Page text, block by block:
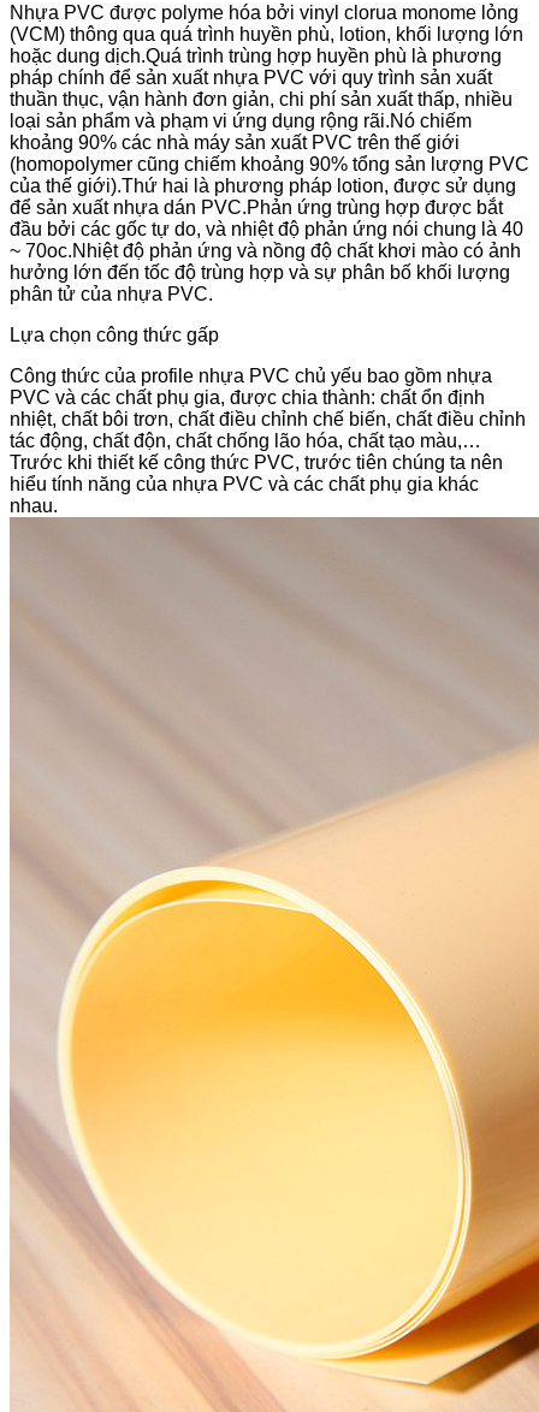
Nhựa PVC được polyme hóa bởi vinyl clorua monome lỏng
(VCM) thông qua quá trình huyền phù, lotion, khối lượng lớn
hoặc dung dịch.Quá trình trùng hợp huyền phù là phương
pháp chính để sản xuất nhựa PVC với quy trình sản xuất
thuần thục, vận hành đơn giản, chi phí sản xuất thấp, nhiều
loại sản phẩm và phạm vi ứng dụng rộng rãi.Nó chiếm
khoảng 90% các nhà máy sản xuất PVC trên thế giới
(homopolymer cũng chiếm khoảng 90% tổng sản lượng PVC
của thế giới).Thứ hai là phương pháp lotion, được sử dụng
để sản xuất nhựa dán PVC.Phản ứng trùng hợp được bắt
đầu bởi các gốc tự do, và nhiệt độ phản ứng nói chung là 40
~ 70oc.Nhiệt độ phản ứng và nồng độ chất khơi mào có ảnh
hưởng lớn đến tốc độ trùng hợp và sự phân bố khối lượng
phân tử của nhựa PVC.
Lựa chọn công thức gấp
Công thức của profile nhựa PVC chủ yếu bao gồm nhựa
PVC và các chất phụ gia, được chia thành: chất ổn định
nhiệt, chất bôi trơn, chất điều chỉnh chế biến, chất điều chỉnh
tác động, chất độn, chất chống lão hóa, chất tạo màu,…
Trước khi thiết kế công thức PVC, trước tiên chúng ta nên
hiểu tính năng của nhựa PVC và các chất phụ gia khác
nhau.